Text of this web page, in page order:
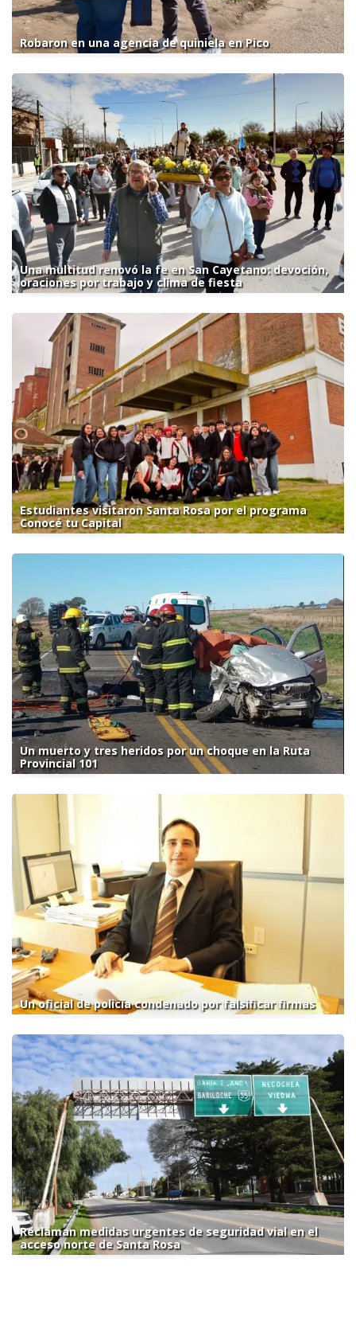
Robaron en una agencia de quiniela en Pico
Una multitud renovó la fe en San Cayetano: devoción,
oraciones por trabajo y clima de fiesta
Estudiantes visitaron Santa Rosa por el programa
Conocé tu Capital
Un muerto y tres heridos por un choque en la Ruta
Provincial 101
Un oficial de policía condenado por falsificar firmas
Reclaman medidas urgentes de seguridad vial en el
acceso norte de Santa Rosa